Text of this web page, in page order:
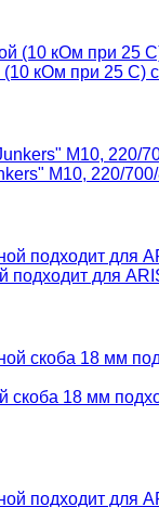
(10 кОм при 25 С)
М10, 220/
подходит для
скоба 18 мм